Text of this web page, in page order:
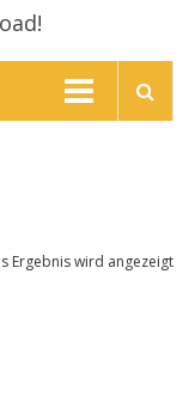
Ergebnis wird angezeigt